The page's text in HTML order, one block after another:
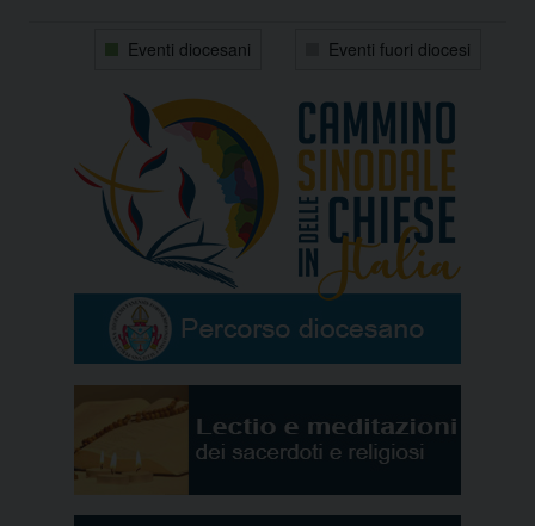
Eventi diocesani Eventi fuori diocesi